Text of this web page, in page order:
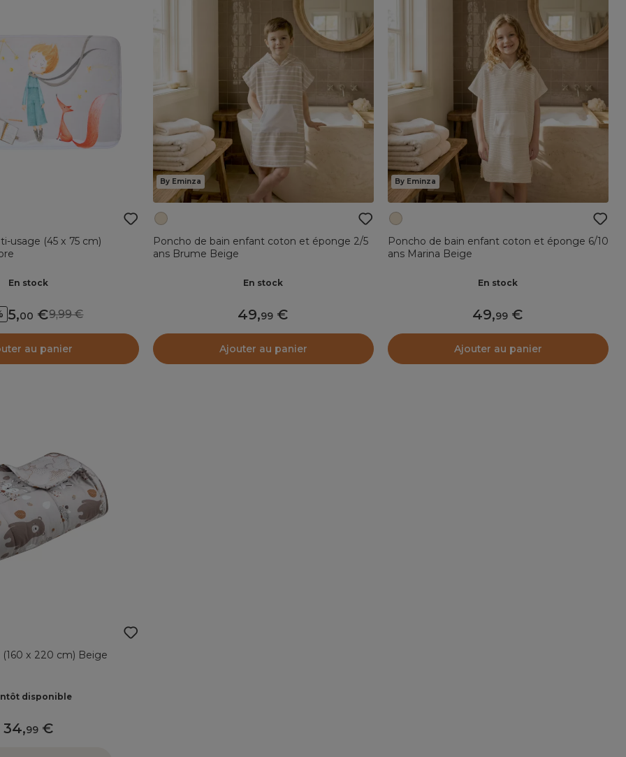
usage (45 x 75 cm)
En stock
5,00 9,99
au panier
By Eminza
Poncho de bain enfant coton et éponge 2/5
ans Brume Beige
En stock
49,99
Ajouter au panier
By Eminza
Poncho de bain enfant coton et éponge 6/10
ans Marina Beige
En stock
49,99
Ajouter au panier
x 220 cm) Beige
disponible
34,99